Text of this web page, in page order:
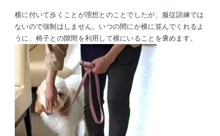
横に付いて歩くことが理想とのことでしたが、服従訓練では
ないので強制はしません。 いつの間にか横に並んでくれるよ
うに、椅子との隙間を利用して横にいることを褒めます。